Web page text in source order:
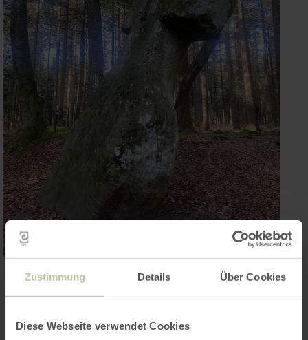
Zustimmung Details Über Cookies
Diese Webseite verwendet Cookies
Ouvrir la galerie